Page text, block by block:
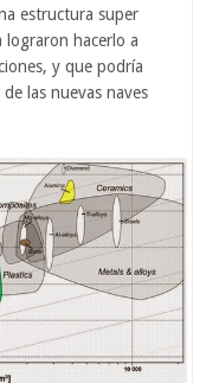
estructura super
lograron hacerlo a
y que podría
las nuevas naves